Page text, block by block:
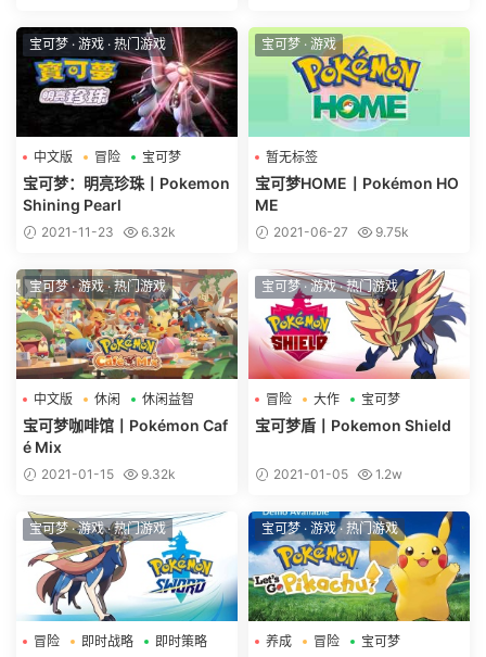
宝可梦 · 游戏 · 热门游戏
中文版 冒险 宝可梦
宝可梦：明亮珍珠丨Pokemon
Shining Pearl
2021-11-23 6.32k
宝可梦 · 游戏
暂无标签
宝可梦HOME丨Pokémon HO
ME
2021-06-27 9.75k
宝可梦·游戏·热门游戏
中文版 休闲 休闲益智
宝可梦咖啡馆丨Pokémon Caf
é Mix
2021-01-15 9.32k
宝可梦·游戏·热门游戏
冒险 大作 宝可梦
宝可梦盾丨Pokemon Shield
2021-01-05 1.2w
宝可梦·游戏·热门游戏
冒险 即时战略 即时策略
宝可梦 · 游戏· 热门游戏
养成 冒险 宝可梦